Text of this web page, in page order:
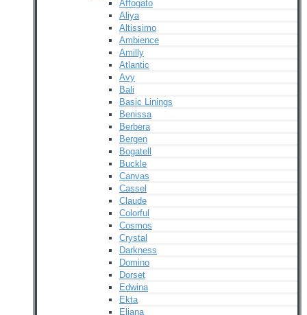
Affogato
Aliya
Altissimo
Ambience
Amilly
Atlantic
Avy
Bali
Basic Linings
Benissa
Berbera
Bergen
Bogatell
Buckle
Canvas
Cassel
Claude
Colorful
Cosmos
Crystal
Darkness
Domino
Dorset
Edwina
Ekta
Eliana